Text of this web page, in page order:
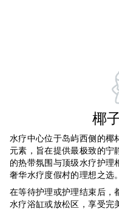
椰
水疗中心位于岛屿西侧的椰
元素，旨在提供最极致的宁
的热带氛围与顶级水疗护理
奢华水疗度假村的理想之选。
在等待护理或护理结束后，
水疗浴缸或放松区，享受完